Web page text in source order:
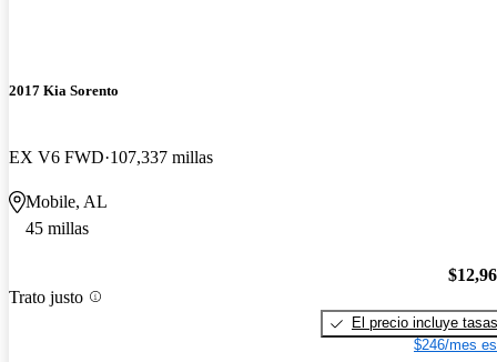
2017 Kia Sorento
EX V6 FWD 107,337 millas
Mobile, AL
45 millas
Trato justo
El precio incluye tasas
$246/mes